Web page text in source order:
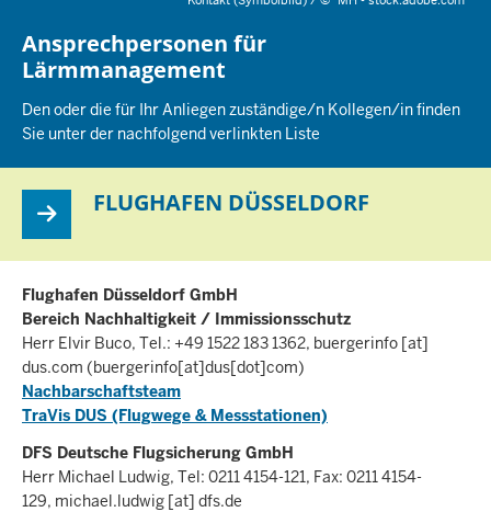
Ansprechpersonen für
Lärmmanagement
Den oder die für Ihr Anliegen zuständige/n Kollegen/in finden
Sie unter der nachfolgend verlinkten Liste
FLUGHAFEN DÜSSELDORF
Flughafen Düsseldorf GmbH
Bereich Nachhaltigkeit / Immissionsschutz
Herr Elvir Buco, Tel.: +49 1522 183 1362, buergerinfo [at]
dus.com (buergerinfo[at]dus[dot]com)
Nachbarschaftsteam
TraVis DUS (Flugwege & Messstationen)
DFS Deutsche Flugsicherung GmbH
Herr Michael Ludwig, Tel: 0211 4154-121, Fax: 0211 4154-
129, michael.ludwig [at] dfs.de